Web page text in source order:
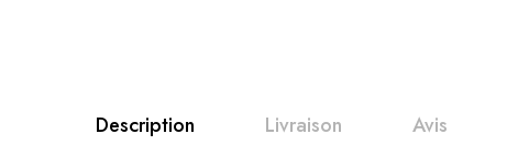
Description Livraison Avis